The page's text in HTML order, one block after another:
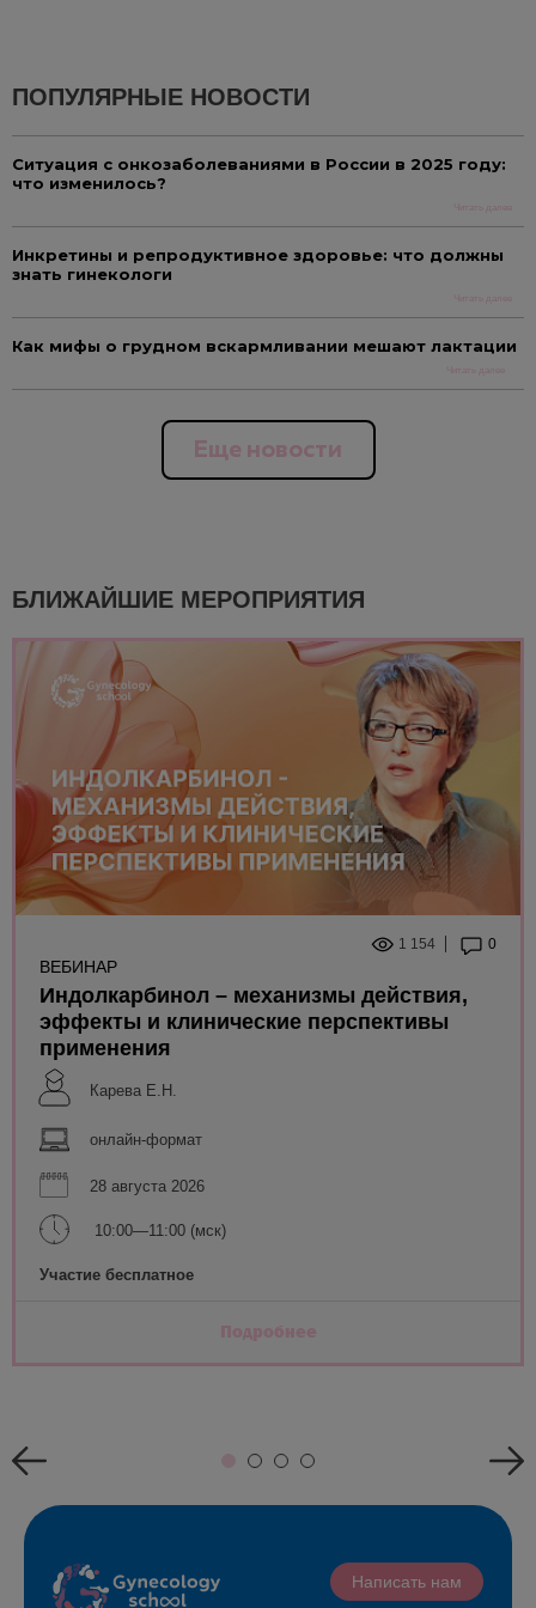
ПОПУЛЯРНЫЕ НОВОСТИ
Ситуация с онкозаболеваниями в России в 2025 году:
что изменилось?
Читать далее
Инкретины и репродуктивное здоровье: что должны
знать гинекологи
Читать далее
Как мифы о грудном вскармливании мешают лактации
Читать далее
Еще новости
БЛИЖАЙШИЕ МЕРОПРИЯТИЯ
1 154 0
ВЕБИНАР
Индолкарбинол – механизмы действия,
эффекты и клинические перспективы
применения
Карева Е.Н.
онлайн-формат
28 августа 2026
10:00—11:00 (мск)
Участие бесплатное
Подробнее
Написать нам